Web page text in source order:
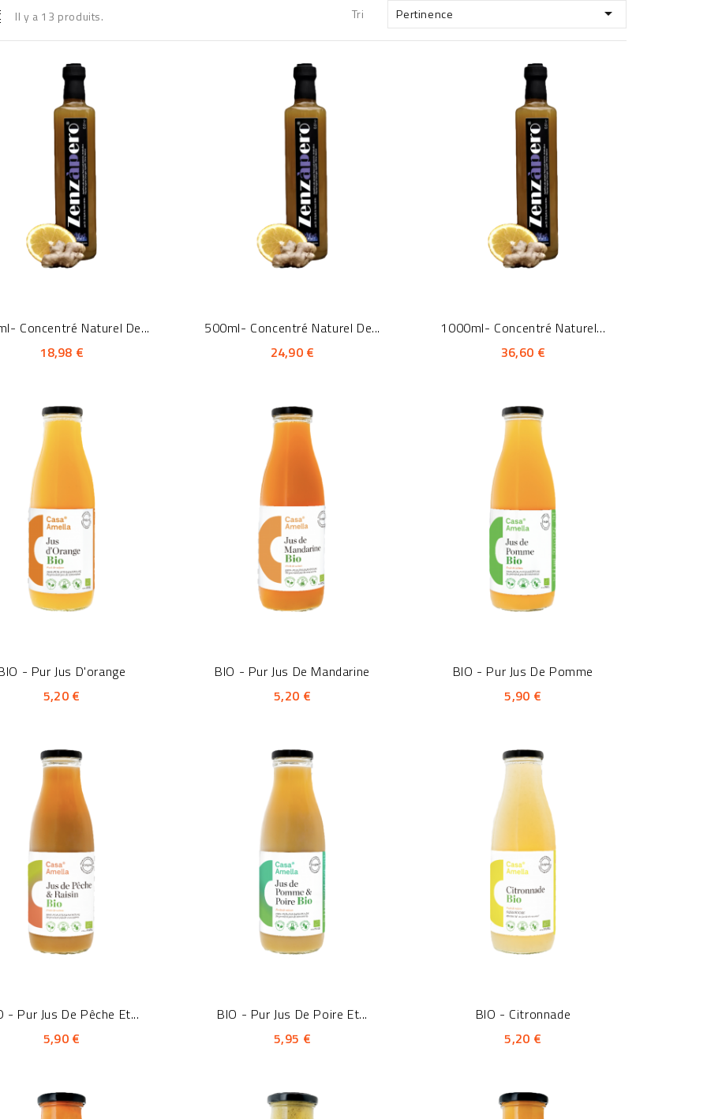
Il y a 13 produits. Tri Pertinence 
Concentré Naturel De...
18,98 €
500ml- Concentré Naturel De...
24,90 €
1000ml- Concentré Naturel...
36,60 €
- Pur Jus D'orange
5,20 €
BIO - Pur Jus De Mandarine
5,20 €
BIO - Pur Jus De Pomme
5,90 €
- Pur Jus De Pêche Et...
5,90 €
BIO - Pur Jus De Poire Et...
5,95 €
BIO - Citronnade
5,20 €